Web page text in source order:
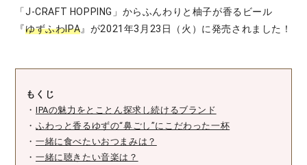
「J-CRAFT HOPPING」からふんわりと柚子が香るビール
『ゆずふわIPA』が2021年3月23日（火）に発売されました！
もくじ
・ IPAの魅力をとことん探求し続けるブランド
・ ふわっと香るゆずの“鼻ごし”にこだわった一杯
・ 一緒に食べたいおつまみは？
・ 一緒に聴きたい音楽は？